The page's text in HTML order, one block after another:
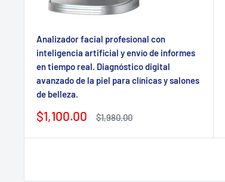
Analizador facial profesional con
inteligencia artificial y envío de informes
en tiempo real. Diagnóstico digital
avanzado de la piel para clínicas y salones
de belleza.
Precio
venta
$1,100.00
Precio
$1,980.00